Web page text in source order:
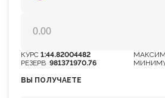
РЕЗЕРВ 981371970.76
КУРС 1:44.82004482
ВЫ ПОЛУЧАЕТЕ